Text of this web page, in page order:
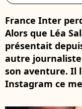
France Inter
Alors que Léa
présentait
autre
son aventure. Il
Instagram ce